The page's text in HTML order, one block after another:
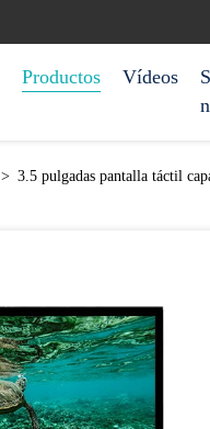
Productos Vídeos
> 3.5 pulgadas pantalla táctil